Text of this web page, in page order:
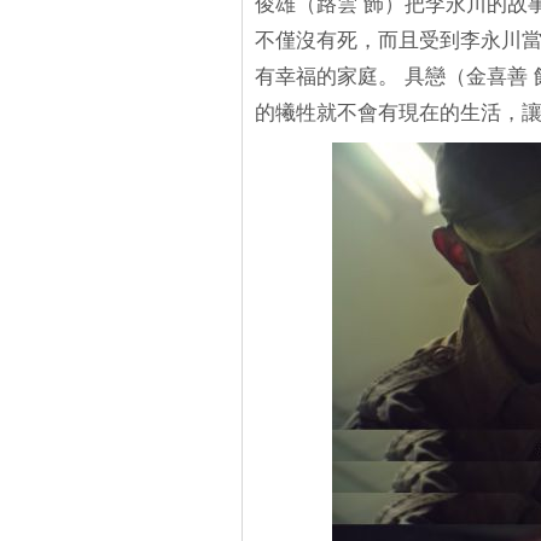
俊雄（路雲 飾）把李永川的故
不僅沒有死，而且受到李永川
有幸福的家庭。 具戀（金喜善
的犧牲就不會有現在的生活，